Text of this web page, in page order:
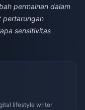
permainan dalam
pertarungan
sensitivitas
lifestyle writer